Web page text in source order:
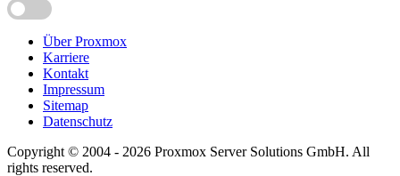
Über Proxmox
Karriere
Kontakt
Impressum
Sitemap
Datenschutz
Copyright © 2004 - 2026 Proxmox Server Solutions GmbH. All
rights reserved.